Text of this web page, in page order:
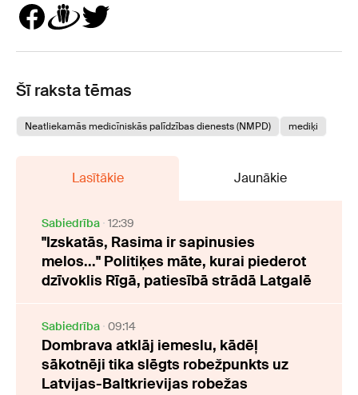
Šī raksta tēmas
Neatliekamās medicīniskās palīdzības dienests (NMPD) mediķi
Lasītākie Jaunākie
Sabiedrība 12:39
"Izskatās, Rasima ir sapinusies
melos..." Politiķes māte, kurai piederot
dzīvoklis Rīgā, patiesībā strādā Latgalē
Sabiedrība 09:14
Dombrava atklāj iemeslu, kādēļ
sākotnēji tika slēgts robežpunkts uz
Latvijas-Baltkrievijas robežas